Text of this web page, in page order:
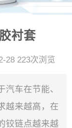
衬套
28 223次浏览
车在节能、
越来越高，在
铰链点越来越